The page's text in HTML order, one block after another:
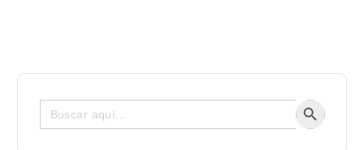
Buscar: Botón de